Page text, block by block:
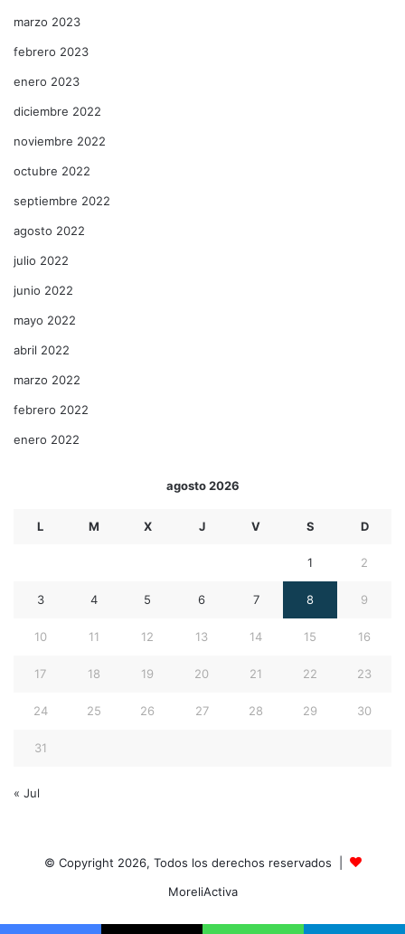
marzo 2023
febrero 2023
enero 2023
diciembre 2022
noviembre 2022
octubre 2022
septiembre 2022
agosto 2022
julio 2022
junio 2022
mayo 2022
abril 2022
marzo 2022
febrero 2022
enero 2022
agosto 2026
L M X J V S D
1 2
3 4 5 6 7 8 9
10 11 12 13 14 15 16
17 18 19 20 21 22 23
24 25 26 27 28 29 30
31
« Jul
© Copyright 2026, Todos los derechos reservados |
MoreliActiva